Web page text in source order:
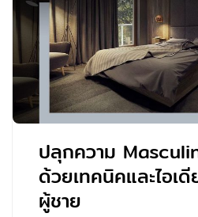
ปลุกความ
ด้วยเทคนิคและไอเ
ผู้ชาย